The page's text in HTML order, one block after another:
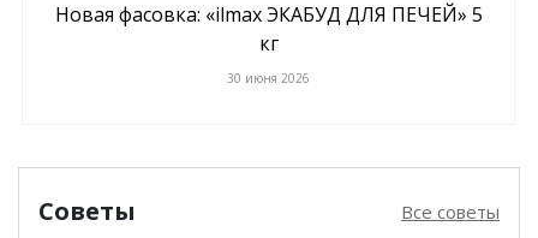
Новая фасовка: «ilmax ЭКАБУД ДЛЯ ПЕЧЕЙ» 5
кг
30 июня 2026
Советы Все советы